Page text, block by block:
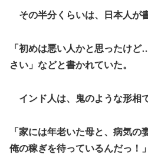
その半分くらいは、日本人が
「初めは悪い人かと思ったけ
さい」などと書かれていた。
インド人は、鬼のような形相
「家には年老いた母と、病気の
俺の稼ぎを待っているんだっ！」